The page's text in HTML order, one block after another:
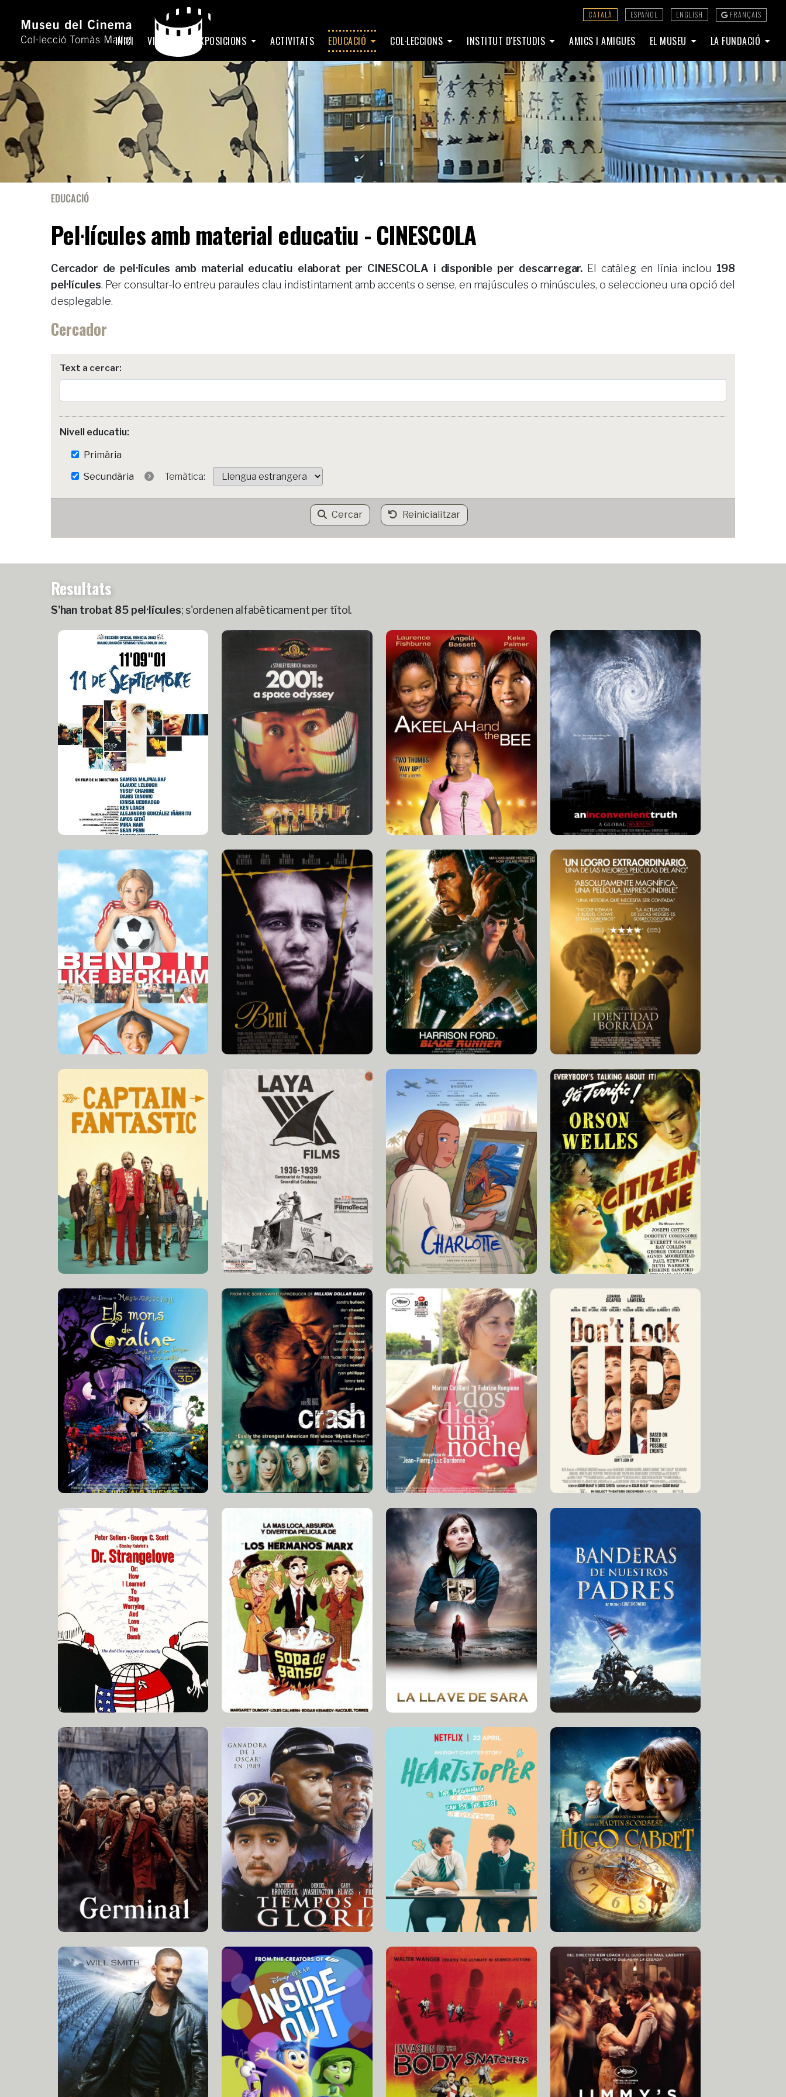
CATALÀ ESPAÑOL ENGLISH FRANÇAIS
INICI VISITA EXPOSICIONS ACTIVITATS EDUCACIÓ COL·LECCIONS INSTITUT D'ESTUDIS AMICS I AMIGUES EL MUSEU LA FUNDACIÓ
EDUCACIÓ
Pel·lícules amb material educatiu - CINESCOLA
Cercador de pel·lícules amb material educatiu elaborat per CINESCOLA i disponible per descarregar.El catàleg en línia inclou 198
pel·lícules. Per consultar-lo entreu paraules clau indistintament amb accents o sense, en majúscules o minúscules, o seleccioneu una opció del
desplegable.
Cercador
Text a cercar:
Nivell educatiu:
Primària
Secundària
Temàtica:
Cercar Reinicialitzar
Resultats
S'han trobat 85 pel·lícules; s'ordenen alfabèticament per títol.